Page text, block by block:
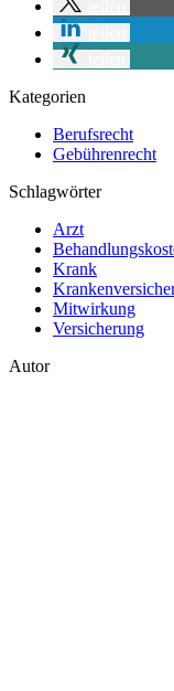
Kategorien
Berufsrecht
Gebührenrecht
Schlagwörter
Arzt
Krank
Mitwirkung
Versicherung
Autor